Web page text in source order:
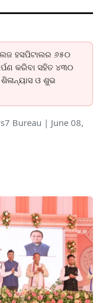
ହସପିଟାଲର ୬୫୦
କରିବା ସହିତ ୪୩୦
ଓ ଶୁଭ
Bureau | June 08,